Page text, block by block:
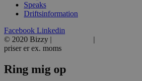
Speaks
Driftsinformation
Facebook Linkedin
© 2020 Bizzy |
|
priser er ex. moms
Ring mig op